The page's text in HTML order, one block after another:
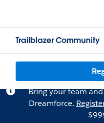
Trailblazer Community
Bring your team
Dreamforce.